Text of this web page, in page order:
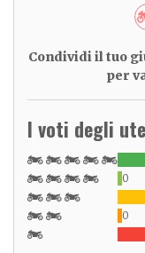
Condividi il tuo
per
I voti degli
0
0